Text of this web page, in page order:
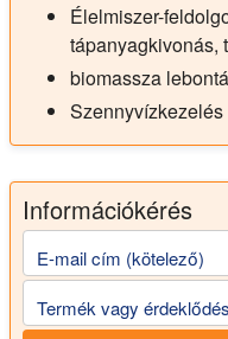
Élelmiszer-
tápanyagkivonás,
biomassza
Szennyvízkezelés
Információkérés
E-mail cím (kötelező)
Termék vagy